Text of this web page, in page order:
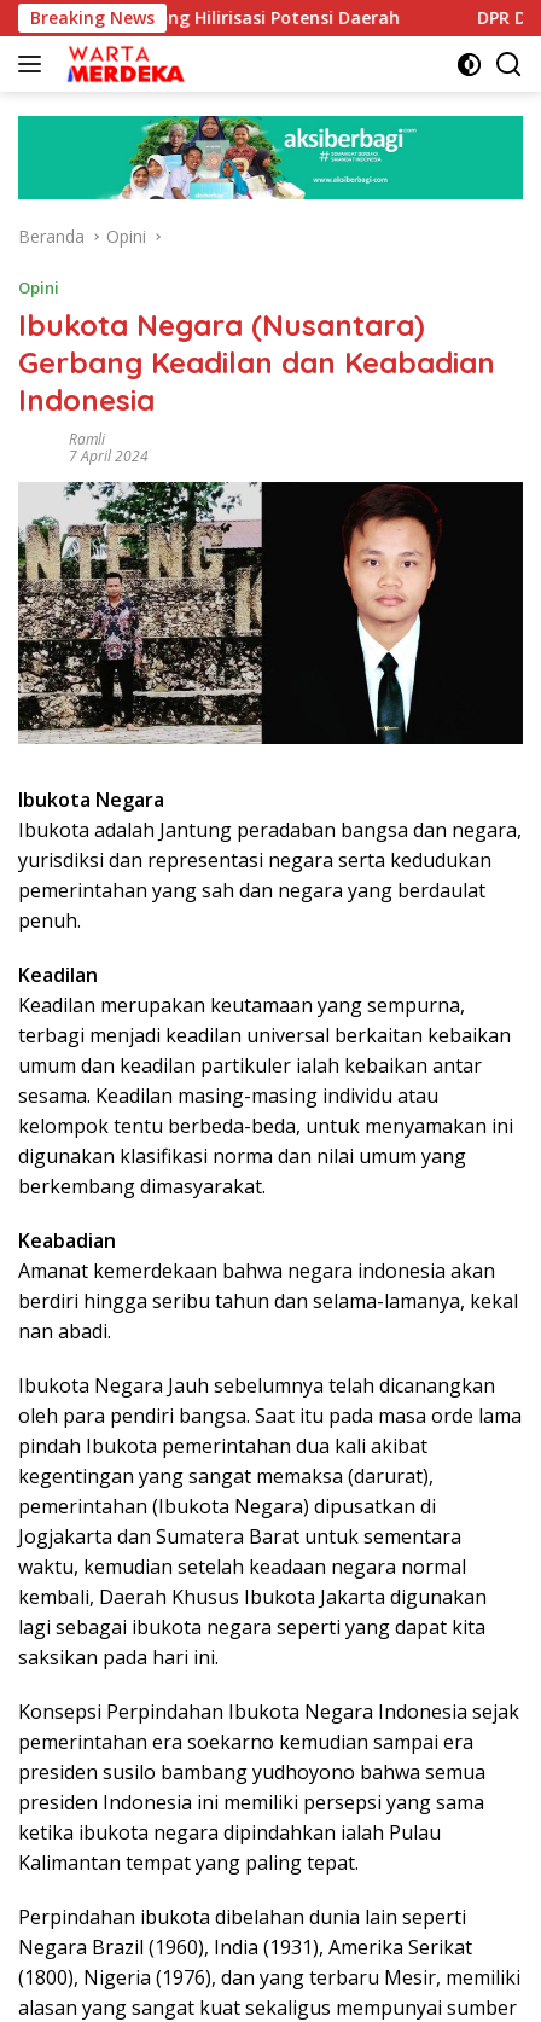
Langsung
ke
konten
Breaking News
Hilirisasi Potensi Daerah DPR Dorong Program
Beranda Opini
Opini
Ibukota Negara (Nusantara)
Gerbang Keadilan dan Keabadian
Indonesia
Ramli
7 April 2024
Ibukota Negara
Ibukota adalah Jantung peradaban bangsa dan negara,
yurisdiksi dan representasi negara serta kedudukan
pemerintahan yang sah dan negara yang berdaulat
penuh.
Keadilan
Keadilan merupakan keutamaan yang sempurna,
terbagi menjadi keadilan universal berkaitan kebaikan
umum dan keadilan partikuler ialah kebaikan antar
sesama. Keadilan masing-masing individu atau
kelompok tentu berbeda-beda, untuk menyamakan ini
digunakan klasifikasi norma dan nilai umum yang
berkembang dimasyarakat.
Keabadian
Amanat kemerdekaan bahwa negara indonesia akan
berdiri hingga seribu tahun dan selama-lamanya, kekal
nan abadi.
Ibukota Negara Jauh sebelumnya telah dicanangkan
oleh para pendiri bangsa. Saat itu pada masa orde lama
pindah Ibukota pemerintahan dua kali akibat
kegentingan yang sangat memaksa (darurat),
pemerintahan (Ibukota Negara) dipusatkan di
Jogjakarta dan Sumatera Barat untuk sementara
waktu, kemudian setelah keadaan negara normal
kembali, Daerah Khusus Ibukota Jakarta digunakan
lagi sebagai ibukota negara seperti yang dapat kita
saksikan pada hari ini.
Konsepsi Perpindahan Ibukota Negara Indonesia sejak
pemerintahan era soekarno kemudian sampai era
presiden susilo bambang yudhoyono bahwa semua
presiden Indonesia ini memiliki persepsi yang sama
ketika ibukota negara dipindahkan ialah Pulau
Kalimantan tempat yang paling tepat.
Perpindahan ibukota dibelahan dunia lain seperti
Negara Brazil (1960), India (1931), Amerika Serikat
(1800), Nigeria (1976), dan yang terbaru Mesir, memiliki
alasan yang sangat kuat sekaligus mempunyai sumber